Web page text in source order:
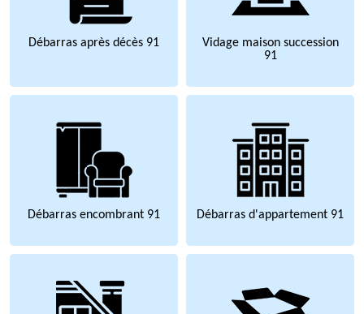
Débarras après décès 91
Vidage maison succession
91
Débarras encombrant 91 Débarras d'appartement 91